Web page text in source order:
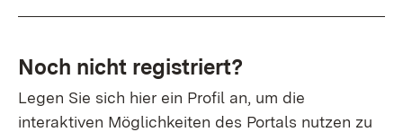
Noch nicht registriert?
Legen Sie sich hier ein Profil an, um die
interaktiven Möglichkeiten des Portals nutzen zu